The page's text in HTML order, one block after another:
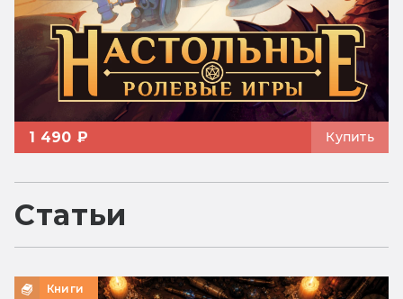
1 490 ₽ Купить
Статьи
Книги